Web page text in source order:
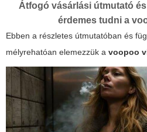
Átfogó vásárlási útmutató
érdemes tudni a
Ebben a részletes útmutatóban és
mélyrehatóan elemezzük a voopoo